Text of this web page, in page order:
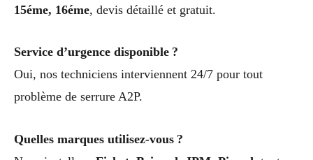
15éme, 16éme, devis détaillé et gratuit.
Service d’urgence disponible ?
Oui, nos techniciens interviennent 24/7 pour tout
problème de serrure A2P.
Quelles marques utilisez-vous ?